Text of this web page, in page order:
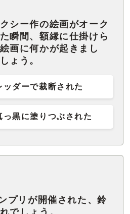
シー作の絵画がオーク
瞬間、額縁に仕掛けら
画に何かが起きまし
ょう。
ッダーで裁断された
っ黒に塗りつぶされた
プリが開催された、鈴